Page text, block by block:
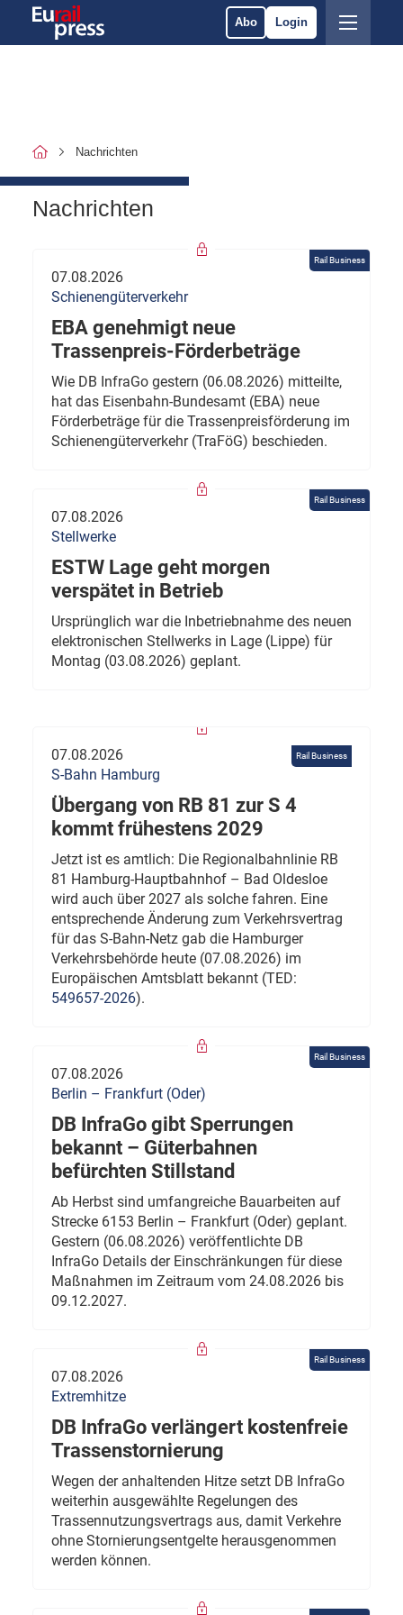
Abo Login
Nachrichten
Nachrichten
Rail Business
07.08.2026
Schienengüterverkehr
EBA genehmigt neue
Trassenpreis-Förderbeträge
Wie DB InfraGo gestern (06.08.2026) mitteilte,
hat das Eisenbahn-Bundesamt (EBA) neue
Förderbeträge für die Trassenpreisförderung im
Schienengüterverkehr (TraFöG) beschieden.
Rail Business
07.08.2026
Stellwerke
ESTW Lage geht morgen
verspätet in Betrieb
Ursprünglich war die Inbetriebnahme des neuen
elektronischen Stellwerks in Lage (Lippe) für
Montag (03.08.2026) geplant.
Rail Business
07.08.2026
S-Bahn Hamburg
Übergang von RB 81 zur S 4
kommt frühestens 2029
Jetzt ist es amtlich: Die Regionalbahnlinie RB
81 Hamburg-Hauptbahnhof – Bad Oldesloe
wird auch über 2027 als solche fahren. Eine
entsprechende Änderung zum Verkehrsvertrag
für das S-Bahn-Netz gab die Hamburger
Verkehrsbehörde heute (07.08.2026) im
Europäischen Amtsblatt bekannt (TED:
549657-2026).
Rail Business
07.08.2026
Berlin – Frankfurt (Oder)
DB InfraGo gibt Sperrungen
bekannt – Güterbahnen
befürchten Stillstand
Ab Herbst sind umfangreiche Bauarbeiten auf
Strecke 6153 Berlin – Frankfurt (Oder) geplant.
Gestern (06.08.2026) veröffentlichte DB
InfraGo Details der Einschränkungen für diese
Maßnahmen im Zeitraum vom 24.08.2026 bis
09.12.2027.
Rail Business
07.08.2026
Extremhitze
DB InfraGo verlängert kostenfreie
Trassenstornierung
Wegen der anhaltenden Hitze setzt DB InfraGo
weiterhin ausgewählte Regelungen des
Trassennutzungsvertrags aus, damit Verkehre
ohne Stornierungsentgelte herausgenommen
werden können.